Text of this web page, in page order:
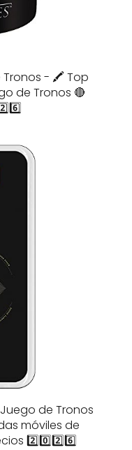
Tronos - 🖍️ Top
de Tronos 🔴
de Tronos
móviles de
2️⃣0️⃣2️⃣6️⃣